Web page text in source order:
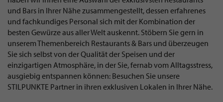
und Bars in Ihrer Nähe zusammengestellt, dessen erfahrenes
und fachkundiges Personal sich mit der Kombination der
besten Gewürze aus aller Welt auskennt. Stöbern Sie gern in
unserem Themenbereich Restaurants & Bars und überzeugen
Sie sich selbst von der Qualität der Speisen und der
einzigartigen Atmosphäre, in der Sie, fernab vom Alltagsstress,
ausgiebig entspannen können: Besuchen Sie unsere
STILPUNKTE Partner in ihren exklusiven Lokalen in Ihrer Nähe.